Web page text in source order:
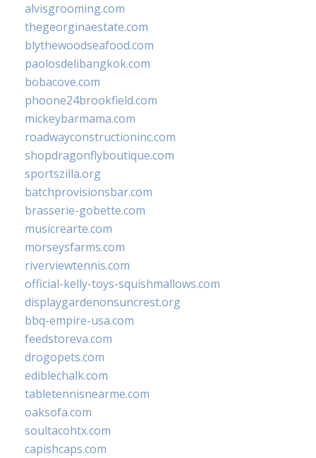
alvisgrooming.com
thegeorginaestate.com
blythewoodseafood.com
paolosdelibangkok.com
bobacove.com
phoone24brookfield.com
mickeybarmama.com
roadwayconstructioninc.com
shopdragonflyboutique.com
sportszilla.org
batchprovisionsbar.com
brasserie-gobette.com
musicrearte.com
morseysfarms.com
riverviewtennis.com
official-kelly-toys-squishmallows.com
displaygardenonsuncrest.org
bbq-empire-usa.com
feedstoreva.com
drogopets.com
ediblechalk.com
tabletennisnearme.com
oaksofa.com
soultacohtx.com
capishcaps.com